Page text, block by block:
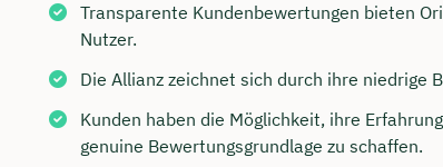
Transparente Kundenbewertungen bieten
Nutzer.
Die Allianz zeichnet sich durch ihre niedrige
Kunden haben die Möglichkeit, ihre
genuine Bewertungsgrundlage zu schaffen.
Dauer: ca. 30 Minuten
Kostenfrei & unverbindlich